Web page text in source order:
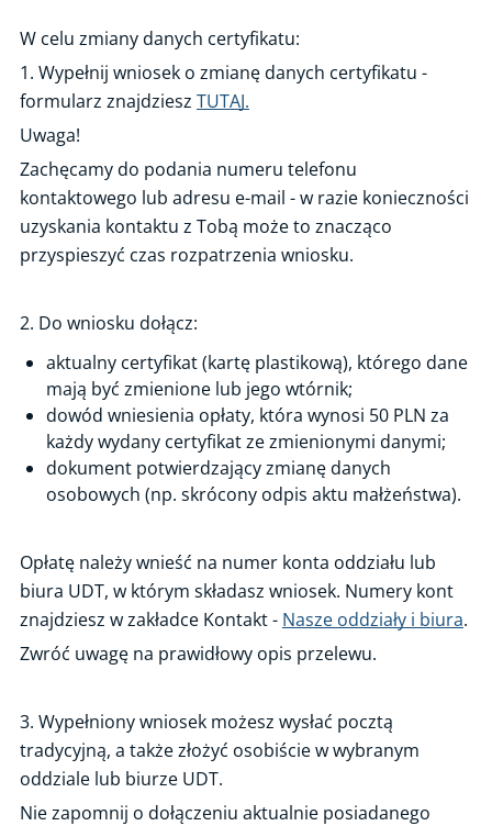
Uzyskanie certyfikatu na podstawie wykształcenia - krok po kroku
Uzyskanie certyfikatu na podstawie egzaminu - krok po kroku
Informacje o egzaminach OZE
Przedłużenie ważności certyfikatu - krok po kroku
Zmiana danych certyfikatu
Wtórnik certyfikatu instalatora OZE
Zgłaszanie zamiaru rozpoczęcia instalacji
Certyfikacja serwisów elektrowni wiatrowych
Rejestry
FAQ: OZE
W celu zmiany danych certyfikatu:
1. Wypełnij wniosek o zmianę danych certyfikatu -
formularz znajdziesz TUTAJ.
Uwaga!
Zachęcamy do podania numeru telefonu
kontaktowego lub adresu e-mail - w razie konieczności
uzyskania kontaktu z Tobą może to znacząco
przyspieszyć czas rozpatrzenia wniosku.
2. Do wniosku dołącz:
aktualny certyfikat (kartę plastikową), którego dane
mają być zmienione lub jego wtórnik;
dowód wniesienia opłaty, która wynosi 50 PLN za
każdy wydany certyfikat ze zmienionymi danymi;
dokument potwierdzający zmianę danych
osobowych (np. skrócony odpis aktu małżeństwa).
Opłatę należy wnieść na numer konta oddziału lub
biura UDT, w którym składasz wniosek. Numery kont
znajdziesz w zakładce Kontakt - Nasze oddziały i biura.
Zwróć uwagę na prawidłowy opis przelewu.
3. Wypełniony wniosek możesz wysłać pocztą
tradycyjną, a także złożyć osobiście w wybranym
oddziale lub biurze UDT.
Nie zapomnij o dołączeniu aktualnie posiadanego